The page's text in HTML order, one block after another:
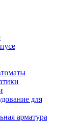
для
арматура